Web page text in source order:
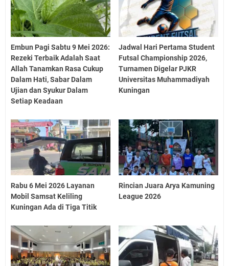
Embun Pagi Sabtu 9 Mei 2026:
Rezeki Terbaik Adalah Saat
Allah Tanamkan Rasa Cukup
Dalam Hati, Sabar Dalam
Ujian dan Syukur Dalam
Setiap Keadaan
Jadwal Hari Pertama Student
Futsal Championship 2026,
Turnamen Digelar PJKR
Universitas Muhammadiyah
Kuningan
Rabu 6 Mei 2026 Layanan
Mobil Samsat Keliling
Kuningan Ada di Tiga Titik
Rincian Juara Arya Kamuning
League 2026